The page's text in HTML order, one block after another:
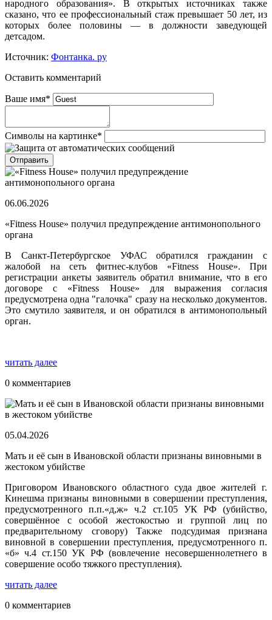
народного образования». В открытых источниках также
сказано, что ее профессиональный стаж превышает 50 лет, из
которых более половины — в должности заведующей
детсадом.
Источник: Фонтанка. ру
Оставить комментарий
Ваше имя*
Символы на картинке*
06.06.2026
«Fitness House» получил предупреждение антимонопольного
органа
В Санкт-Петербургское УФАС обратился гражданин с
жалобой на сеть фитнес-клубов «Fitness House». При
регистрации анкеты заявитель обратил внимание, что в его
договоре с «Fitness House» для выражения согласия
предусмотрена одна "галочка" сразу на несколько документов.
Это смутило заявителя, и он обратился в антимонопольный
орган.
читать далее
0 комментариев
05.04.2026
Мать и её сын в Ивановской области признаны виновными в
жестоком убийстве
Приговором Ивановского областного суда двое жителей г.
Кинешма признаны виновными в совершении преступления,
предусмотренного п.п.«д,ж» ч.2 ст.105 УК РФ (убийство,
совершённое с особой жестокостью и группой лиц по
предварительному сговору) Также подсудимая признана
виновной в совершении преступления, предусмотренного п.
«б» ч.4 ст.150 УК РФ (вовлечение несовершеннолетнего в
совершение особо тяжкого преступления).
читать далее
0 комментариев